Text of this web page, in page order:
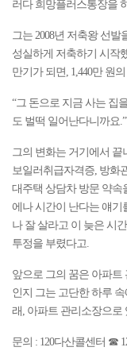
러다 희망플러스통장을
그는 2008년 저축왕 선
성실하게 저축하기 시작
만기가 되면, 1,440만 원
“그 돈으로 지금 사는 집
도 벌떡 일어난다니까요.”
그의 변화는 거기에서 끝
보일러취급자격증, 방화
대주택 상담차 방문 약속
에나 시간이 난다는 얘기
나 잘 살라고 이 늦은 시
투정을 부렸다고.
앞으로 그의 꿈은 아파트
인지 그는 고단한 하루
래, 아파트 관리소장으로
문의 : 120다산콜센터 ☎